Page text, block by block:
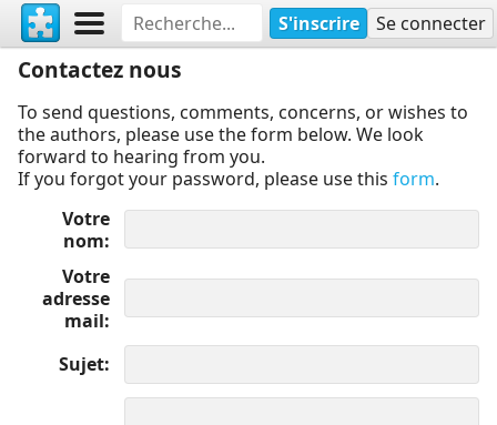
S'inscrire Se connecter
Contactez nous
To send questions, comments, concerns, or wishes to
the authors, please use the form below. We look
forward to hearing from you.
If you forgot your password, please use this form.
Votre
nom
Votre
adresse
mail
Sujet